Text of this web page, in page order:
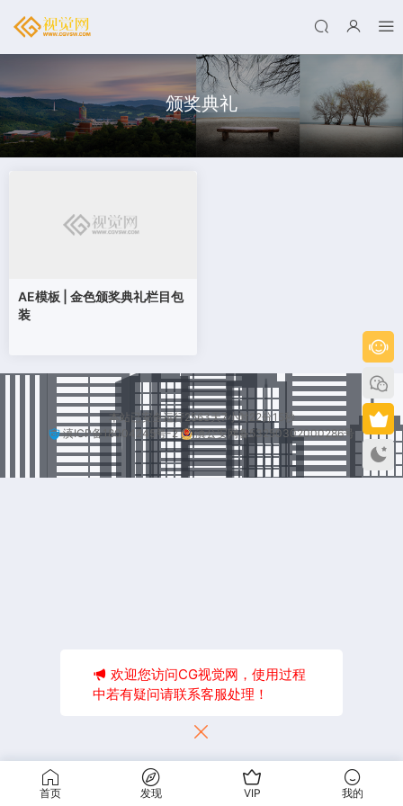
颁奖典礼
AE模板 | 金色颁奖典礼栏目包
装
本站已安全运行2563天7小时22分15秒
滇ICP备18004245号-2
滇公安网备53250302000286号
首页 发现 VIP 我的
欢迎您访问CG视觉网，使用过程
中若有疑问请联系客服处理！